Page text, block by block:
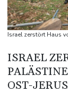
US-
umstrittenen
Nach Andrang
Niewiadoma
Trumps
Bestätigung im
Israel zerstört Haus
ISRAEL
OST-